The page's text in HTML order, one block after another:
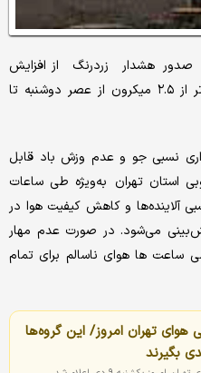
صدور هشدار زردرنگ از افزایش
آلاینده‌های جوی به‌ویژه ذرات کوچک‌تر از ۲.۵ میکرون از عصر دوشنبه تا
نسبی جو و عدم وزش باد قابل
استان تهران به‌ویژه طی ساعات
آلاینده‌ها و کاهش کیفیت هوا در
می‌شود. در صورت عدم مهار
ساعت ها هوای ناسالم برای تمام
تهران امروز/ این گروه‌ها
بگیرند